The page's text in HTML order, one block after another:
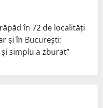
în 72 de localități
și în București:
simplu a zburat”